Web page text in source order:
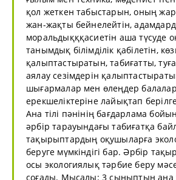
қол жеткен табыстарын, оның
жан-жақты бейнелейтін,
моральдықққасиетін аша түсуде
танымдық білімділік қабілетін,
қалыптастыратын, табиғатты,
аялау сезімдерін
шығармалар мен өлеңдер
ерекшеліктеріне лайықтап
Ана тілі пәнінің бағдарлама
әрбір тарауындағы табиғатқа
тақырыптардың оқушыларға
беруге мүмкіндігі бар. Әрбір
осы экологиялық тәрбие беру
соғады. Мысалы: 3 сыныптың ана